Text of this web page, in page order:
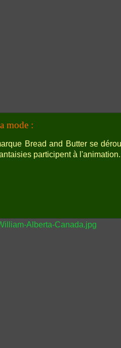
mode :
Bread and Butter se
participent à l'animation.